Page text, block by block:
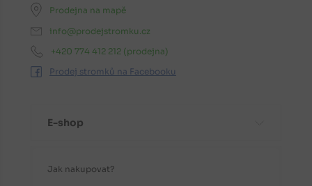
Prodejna na mapě
info@prodejstromku.cz
+420 774 412 212 (prodejna)
Prodej stromků na Facebooku
E-shop
Jak nakupovat?